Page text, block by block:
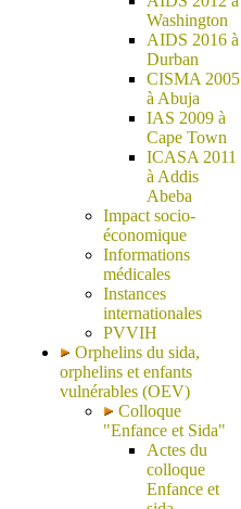
Washington
AIDS 2016 à
Durban
CISMA 2005
à Abuja
IAS 2009 à
Cape Town
ICASA 2011
à Addis
Abeba
Impact socio-
économique
Informations
médicales
Instances
internationales
PVVIH
Orphelins du sida,
orphelins et enfants
vulnérables (OEV)
Colloque
"Enfance et Sida"
Actes du
colloque
Enfance et